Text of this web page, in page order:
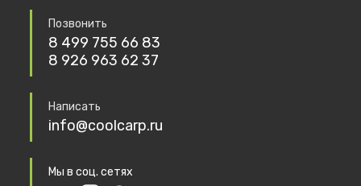
Позвонить
8 499 755 66 83
8 926 963 62 37
Написать
info@coolcarp.ru
Мы в соц. сетях